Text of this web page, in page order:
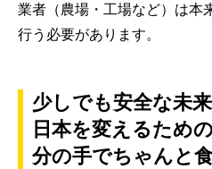
業者（農場・工場など）は本
行う必要があります。
少しでも安全な未
日本を変えるため
分の手でちゃんと